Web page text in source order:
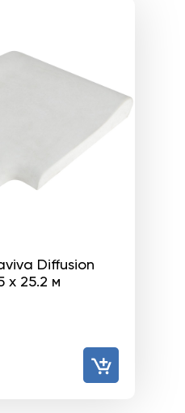
Diffusion
х 25.2 м